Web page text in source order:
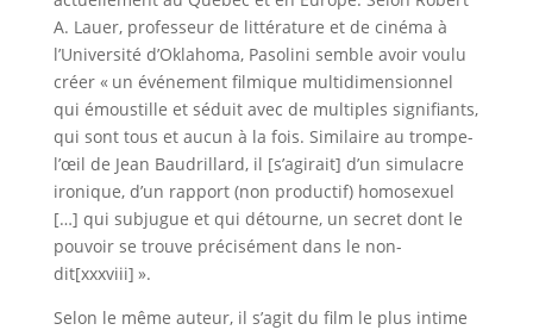
A. Lauer, professeur de littérature et de cinéma à
l’Université d’Oklahoma, Pasolini semble avoir voulu
créer « un événement filmique multidimensionnel
qui émoustille et séduit avec de multiples signifiants,
qui sont tous et aucun à la fois. Similaire au trompe-
l’œil de Jean Baudrillard, il [s’agirait] d’un simulacre
ironique, d’un rapport (non productif) homosexuel
[…] qui subjugue et qui détourne, un secret dont le
pouvoir se trouve précisément dans le non-
dit[xxxviii] ».
Selon le même auteur, il s’agit du film le plus intime